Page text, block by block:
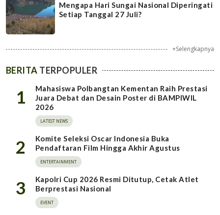
Mengapa Hari Sungai Nasional Diperingati
Setiap Tanggal 27 Juli?
+Selengkapnya
BERITA TERPOPULER
1
Mahasiswa Polbangtan Kementan Raih Prestasi
Juara Debat dan Desain Poster di BAMPIWIL
2026
LATEST NEWS
2
Komite Seleksi Oscar Indonesia Buka
Pendaftaran Film Hingga Akhir Agustus
ENTERTAINMENT
3
Kapolri Cup 2026 Resmi Ditutup, Cetak Atlet
Berprestasi Nasional
EVENT